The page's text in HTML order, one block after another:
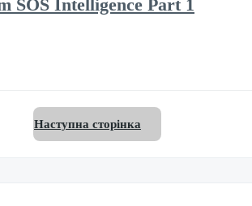
SOS Intelligence Part 1
Наступна сторінка